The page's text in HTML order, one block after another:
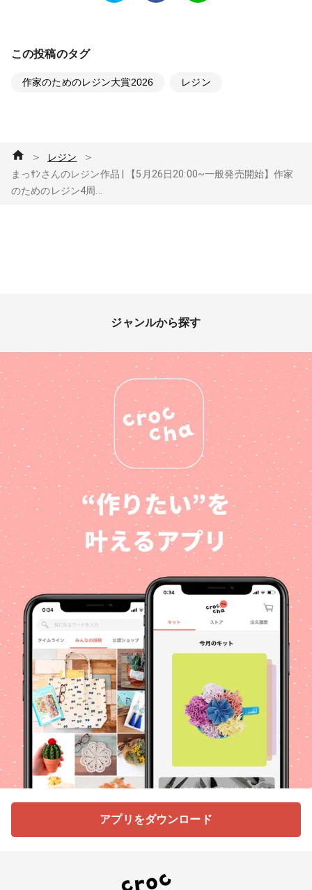
この投稿のタグ
作家のためのレジン大賞2026 レジン
＞ レジン ＞
まっｻﾝさんのレジン作品 | 【5月26日20:00~一般発売開始】作家
のためのレジン4周...
ジャンルから探す
アプリをダウンロード